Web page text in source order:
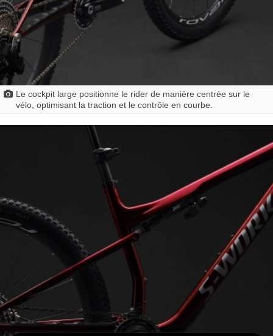
Le cockpit large positionne le rider de manière centrée sur le
vélo, optimisant la traction et le contrôle en courbe.